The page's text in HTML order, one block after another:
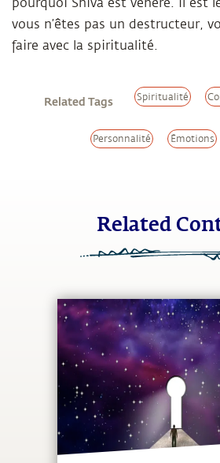
pourquoi Shiva est vénéré. Il est
vous n’êtes pas un destructeur,
faire avec la spiritualité.
Related Tags Spiritualité
Personnalité Émotions
Related